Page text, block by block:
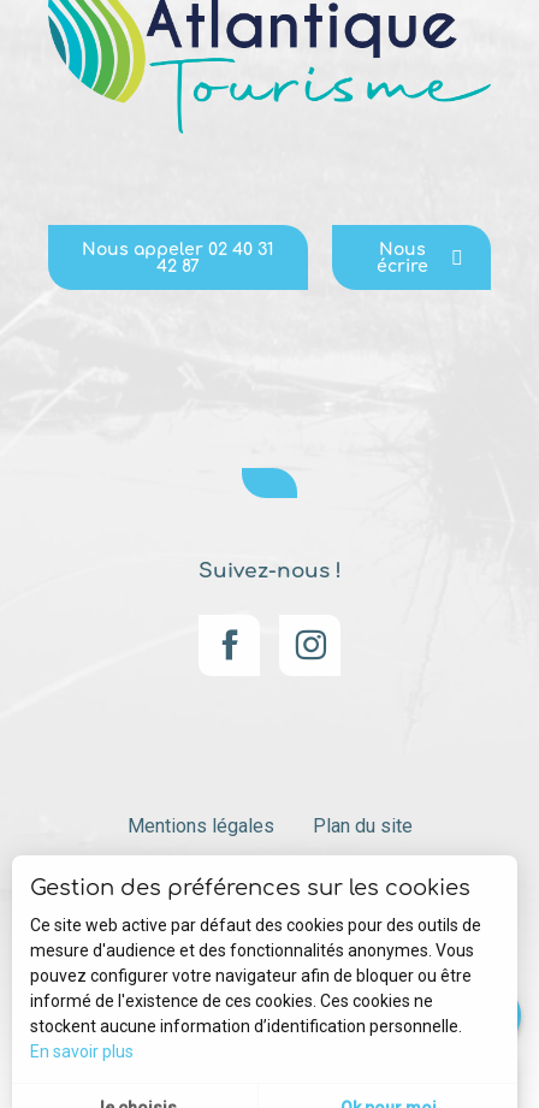
Horaires
Contacter par
Nous appeler 02 40 31
42 87
Nous
écrire
Suivez-nous !
Mentions légales Plan du site
Gestion des préférences sur les cookies
Ce site web active par défaut des cookies pour des outils de
mesure d'audience et des fonctionnalités anonymes. Vous
pouvez configurer votre navigateur afin de bloquer ou être
informé de l'existence de ces cookies. Ces cookies ne
stockent aucune information d’identification personnelle.
En savoir plus